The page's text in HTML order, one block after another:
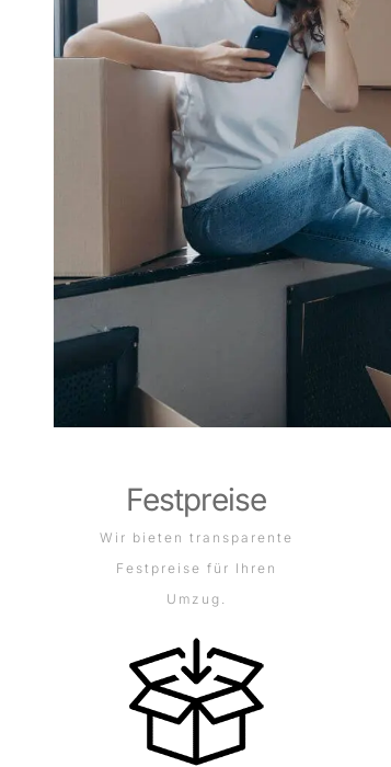
Festpreise
Wir bieten transparente
Festpreise für Ihren
Umzug.